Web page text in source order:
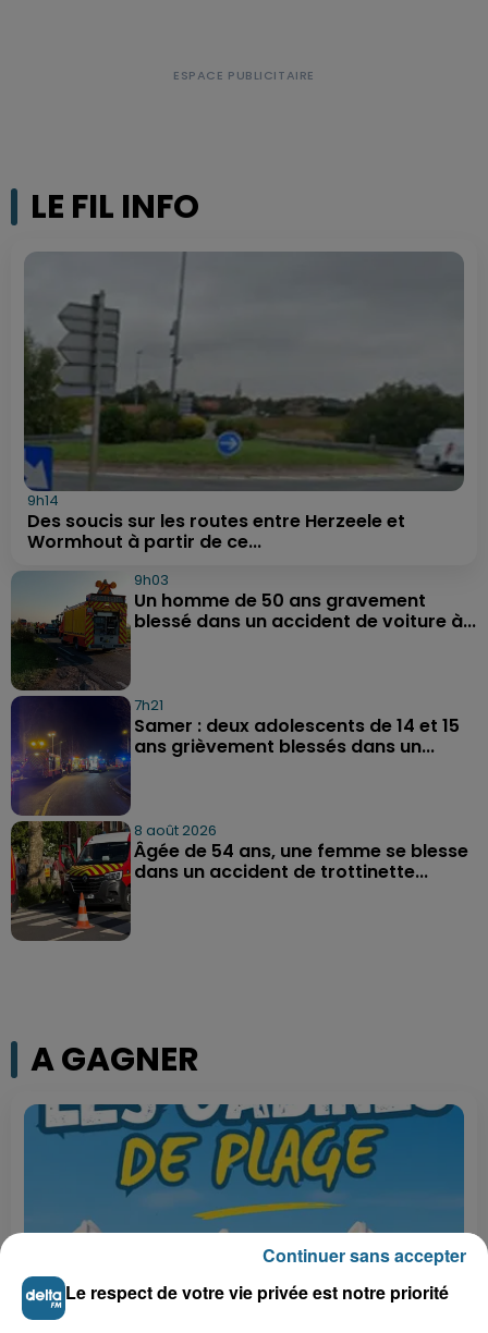
LE FIL INFO
9h14
Des soucis sur les routes entre Herzeele et
Wormhout à partir de ce...
9h03
Un homme de 50 ans gravement
blessé dans un accident de voiture à...
7h21
Samer : deux adolescents de 14 et 15
ans grièvement blessés dans un...
8 août 2026
Âgée de 54 ans, une femme se blesse
dans un accident de trottinette...
A GAGNER
Le respect de votre vie privée est notre priorité
Continuer sans accepter